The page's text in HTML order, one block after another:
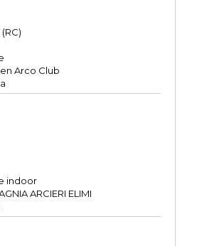
Arco Club
indoor
ARCIERI ELIMI